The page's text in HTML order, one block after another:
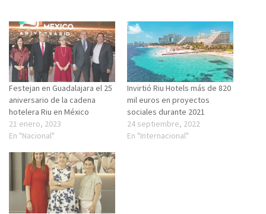
Festejan en Guadalajara el 25
aniversario de la cadena
hotelera Riu en México
21 enero, 2023
En "Nacional"
Invirtió Riu Hotels más de 820
mil euros en proyectos
sociales durante 2021
24 septiembre, 2022
En "Internacional"